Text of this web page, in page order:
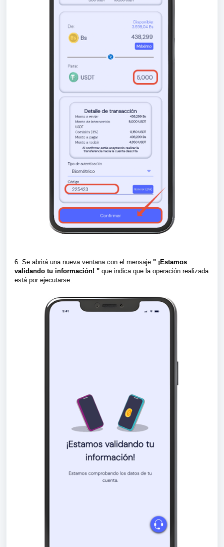
6. Se abrirá una nueva ventana con el mensaje " ¡Estamos
validando tu información! " que indica que la operación realizada
está por ejecutarse.